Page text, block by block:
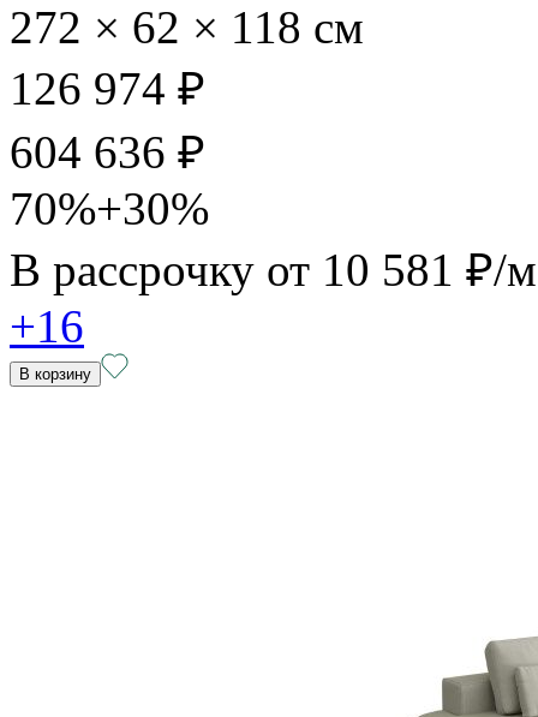
272 × 62 × 118 см
126 974 ₽
604 636 ₽
70%+30%
В рассрочку от 10 581 ₽/
+16
В корзину